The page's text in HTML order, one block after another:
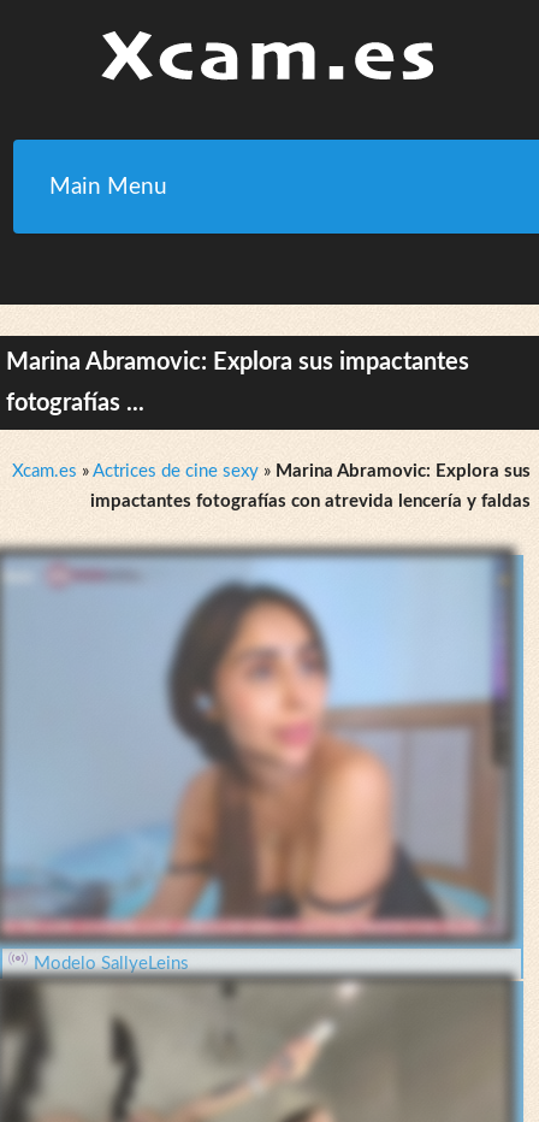
Main Menu
Marina Abramovic: Explora sus impactantes
fotografías ...
Xcam.es » Actrices de cine sexy » Marina Abramovic: Explora sus
impactantes fotografías con atrevida lencería y faldas
Modelo SallyeLeins